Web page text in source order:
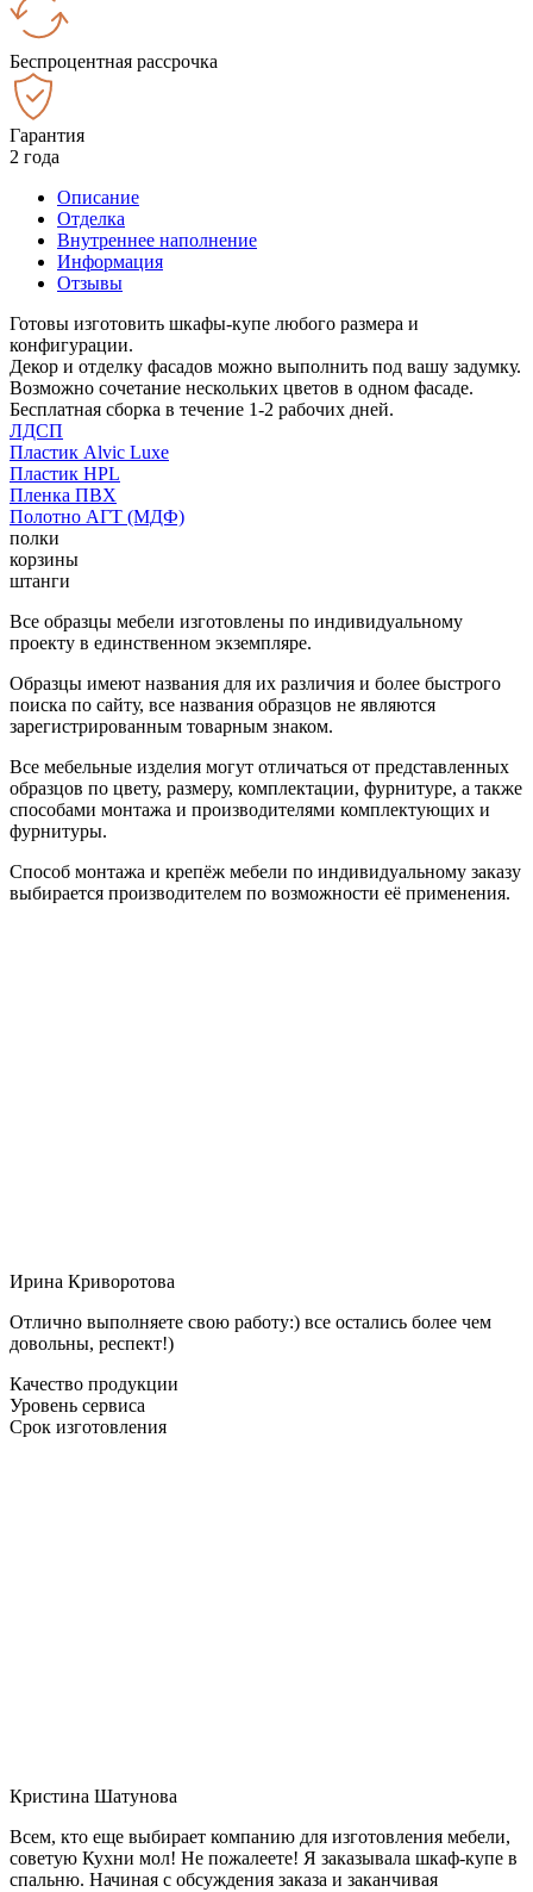
Беспроцентная рассрочка
Гарантия
2 года
Описание
Отделка
Внутреннее наполнение
Информация
Отзывы
Готовы изготовить шкафы-купе любого размера и
конфигурации.
Декор и отделку фасадов можно выполнить под вашу задумку.
Возможно сочетание нескольких цветов в одном фасаде.
Бесплатная сборка в течение 1-2 рабочих дней.
ЛДСП
Пластик Alvic Luxe
Пластик HPL
Пленка ПВХ
Полотно АГТ (МДФ)
полки
корзины
штанги
Все образцы мебели изготовлены по индивидуальному
проекту в единственном экземпляре.
Образцы имеют названия для их различия и более быстрого
поиска по сайту, все названия образцов не являются
зарегистрированным товарным знаком.
Все мебельные изделия могут отличаться от представленных
образцов по цвету, размеру, комплектации, фурнитуре, а также
способами монтажа и производителями комплектующих и
фурнитуры.
Способ монтажа и крепёж мебели по индивидуальному заказу
выбирается производителем по возможности её применения.
Ирина Криворотова
Отлично выполняете свою работу:) все остались более чем
довольны, респект!)
Качество продукции
Уровень сервиса
Срок изготовления
Кристина Шатунова
Всем, кто еще выбирает компанию для изготовления мебели,
советую Кухни мол! Не пожалеете! Я заказывала шкаф-купе в
спальню. Начиная с обсуждения заказа и заканчивая